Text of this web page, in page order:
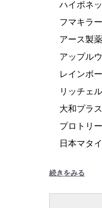
ハイポネ
フマキラー
アース製薬
アップル
レインボ
リッチェル
大和プラ
プロトリ
日本マタイ
続きをみる